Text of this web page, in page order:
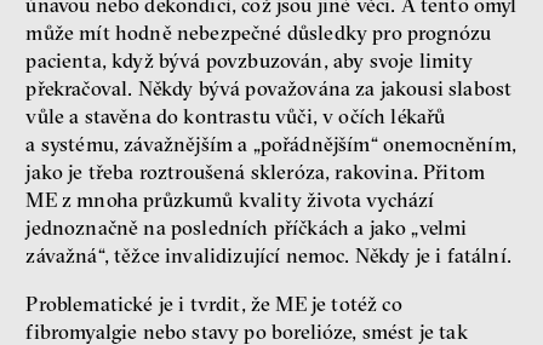
únavou nebo dekondicí, což jsou jiné věci. A tento omyl
může mít hodně nebezpečné důsledky pro prognózu
pacienta, když bývá povzbuzován, aby svoje limity
překračoval. Někdy bývá považována za jakousi slabost
vůle a stavěna do kontrastu vůči, v očích lékařů
a systému, závažnějším a „pořádnějším“ onemocněním,
jako je třeba roztroušená skleróza, rakovina. Přitom
ME z mnoha průzkumů kvality života vychází
jednoznačně na posledních příčkách a jako „velmi
závažná“, těžce invalidizující nemoc. Někdy je i fatální.
Problematické je i tvrdit, že ME je totéž co
fibromyalgie nebo stavy po borelióze, smést je tak